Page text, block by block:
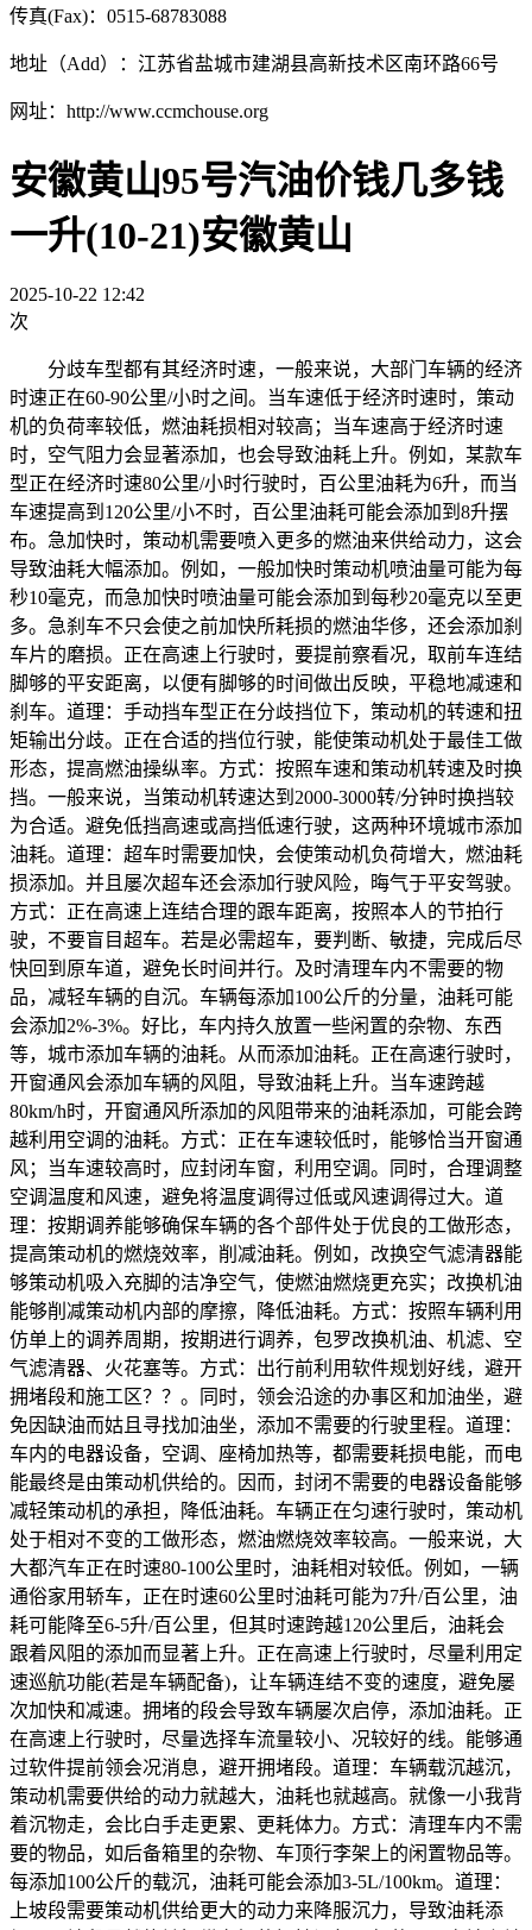
传真(Fax)：0515-68783088
地址（Add）：江苏省盐城市建湖县高新技术区南环路66号
网址：http://www.ccmchouse.org
安徽黄山95号汽油价钱几多钱
一升(10-21)安徽黄山
2025-10-22 12:42
次
分歧车型都有其经济时速，一般来说，大部门车辆的经济
时速正在60-90公里/小时之间。当车速低于经济时速时，策动
机的负荷率较低，燃油耗损相对较高；当车速高于经济时速
时，空气阻力会显著添加，也会导致油耗上升。例如，某款车
型正在经济时速80公里/小时行驶时，百公里油耗为6升，而当
车速提高到120公里/小不时，百公里油耗可能会添加到8升摆
布。急加快时，策动机需要喷入更多的燃油来供给动力，这会
导致油耗大幅添加。例如，一般加快时策动机喷油量可能为每
秒10毫克，而急加快时喷油量可能会添加到每秒20毫克以至更
多。急刹车不只会使之前加快所耗损的燃油华侈，还会添加刹
车片的磨损。正在高速上行驶时，要提前察看况，取前车连结
脚够的平安距离，以便有脚够的时间做出反映，平稳地减速和
刹车。道理：手动挡车型正在分歧挡位下，策动机的转速和扭
矩输出分歧。正在合适的挡位行驶，能使策动机处于最佳工做
形态，提高燃油操纵率。方式：按照车速和策动机转速及时换
挡。一般来说，当策动机转速达到2000-3000转/分钟时换挡较
为合适。避免低挡高速或高挡低速行驶，这两种环境城市添加
油耗。道理：超车时需要加快，会使策动机负荷增大，燃油耗
损添加。并且屡次超车还会添加行驶风险，晦气于平安驾驶。
方式：正在高速上连结合理的跟车距离，按照本人的节拍行
驶，不要盲目超车。若是必需超车，要判断、敏捷，完成后尽
快回到原车道，避免长时间并行。及时清理车内不需要的物
品，减轻车辆的自沉。车辆每添加100公斤的分量，油耗可能
会添加2%-3%。好比，车内持久放置一些闲置的杂物、东西
等，城市添加车辆的油耗。从而添加油耗。正在高速行驶时，
开窗通风会添加车辆的风阻，导致油耗上升。当车速跨越
80km/h时，开窗通风所添加的风阻带来的油耗添加，可能会跨
越利用空调的油耗。方式：正在车速较低时，能够恰当开窗通
风；当车速较高时，应封闭车窗，利用空调。同时，合理调整
空调温度和风速，避免将温度调得过低或风速调得过大。道
理：按期调养能够确保车辆的各个部件处于优良的工做形态，
提高策动机的燃烧效率，削减油耗。例如，改换空气滤清器能
够策动机吸入充脚的洁净空气，使燃油燃烧更充实；改换机油
能够削减策动机内部的摩擦，降低油耗。方式：按照车辆利用
仿单上的调养周期，按期进行调养，包罗改换机油、机滤、空
气滤清器、火花塞等。方式：出行前利用软件规划好线，避开
拥堵段和施工区？？。同时，领会沿途的办事区和加油坐，避
免因缺油而姑且寻找加油坐，添加不需要的行驶里程。道理：
车内的电器设备，空调、座椅加热等，都需要耗损电能，而电
能最终是由策动机供给的。因而，封闭不需要的电器设备能够
减轻策动机的承担，降低油耗。车辆正在匀速行驶时，策动机
处于相对不变的工做形态，燃油燃烧效率较高。一般来说，大
大都汽车正在时速80-100公里时，油耗相对较低。例如，一辆
通俗家用轿车，正在时速60公里时油耗可能为7升/百公里，油
耗可能降至6-5升/百公里，但其时速跨越120公里后，油耗会
跟着风阻的添加而显著上升。正在高速上行驶时，尽量利用定
速巡航功能(若是车辆配备)，让车辆连结不变的速度，避免屡
次加快和减速。拥堵的段会导致车辆屡次启停，添加油耗。正
在高速上行驶时，尽量选择车流量较小、况较好的线。能够通
过软件提前领会况消息，避开拥堵段。道理：车辆载沉越沉，
策动机需要供给的动力就越大，油耗也就越高。就像一小我背
着沉物走，会比白手走更累、更耗体力。方式：清理车内不需
要的物品，如后备箱里的杂物、车顶行李架上的闲置物品等。
每添加100公斤的载沉，油耗可能会添加3-5L/100km。道理：
上坡段需要策动机供给更大的动力来降服沉力，导致油耗添